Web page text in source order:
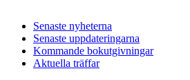
Senaste nyheterna
Senaste uppdateringarna
Kommande bokutgivningar
Aktuella träffar